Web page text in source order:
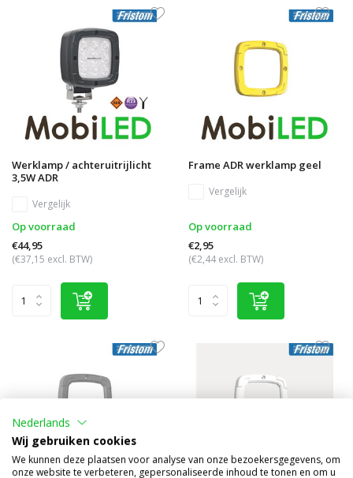
Werklamp / achteruitrijlicht
3,5W ADR
Vergelijk
Op voorraad
€44,95
(€37,15 excl. BTW)
Frame ADR werklamp geel
Vergelijk
Op voorraad
€2,95
(€2,44 excl. BTW)
Nederlands
Wij gebruiken cookies
We kunnen deze plaatsen voor analyse van onze bezoekersgegevens, om
onze website te verbeteren, gepersonaliseerde inhoud te tonen en om u